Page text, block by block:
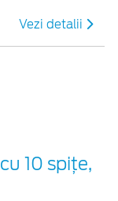
Vezi detalii
10 spiţe,